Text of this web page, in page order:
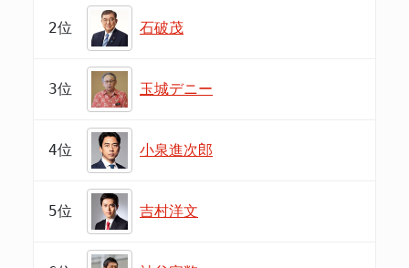
2位 石破茂
3位 玉城デニー
4位 小泉進次郎
5位 吉村洋文